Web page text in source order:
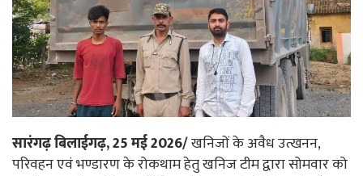
सारंगढ़ बिलाईगढ़, 25 मई 2026/खनिजों के अवैध उत्खनन,
परिवहन एवं भण्डारण के रोकथाम हेतु खनिज टीम द्वारा सोमवार को